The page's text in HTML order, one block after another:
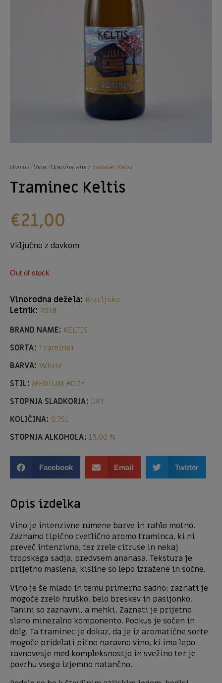
Domov/ Vina / Oranžna vina / Traminec Keltis
Traminec Keltis
€21,00
Vključno z davkom
Out of stock
Vinorodna dežela: Bizeljsko
Letnik: 2018
BRAND NAME: KELTIS
SORTA: Traminer
BARVA: White
STIL: MEDIUM BODY
STOPNJA SLADKORJA: DRY
KOLIČINA: 0,75L
STOPNJA ALKOHOLA: 13,00 %
Facebook Email Twitter
Opis izdelka
Vino je intenzivne rumene barve in rahlo motno.
Zaznamo tipično cvetlično aromo traminca, ki ni
preveč intenzivna, ter zrele citruse in nekaj
tropskega sadja, predvsem ananasa. Tekstura je
prijetno maslena, kisline so lepo izražene in sočne.
Vino je še mlado in temu primerno sadno: zaznati je
mogoče zrelo hruško, belo breskev in pasijonko.
Tanini so zaznavni, a mehki. Zaznati je prijetno
slano mineralno komponento. Pookus je sočen in
dolg. Ta traminec je dokaz, da je iz aromatične sorte
mogoče pridelati pitno naravno vino, ki ima lepo
ravnovesje med kompleksnostjo in svežino ter je
povrhu vsega izjemno natančno.